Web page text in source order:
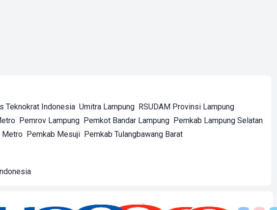
Teknokrat Indonesia Umitra Lampung RSUDAM Provinsi Lampung
Pemrov Lampung Pemkot Bandar Lampung Pemkab Lampung Selatan
Metro Pemkab Mesuji Pemkab Tulangbawang Barat